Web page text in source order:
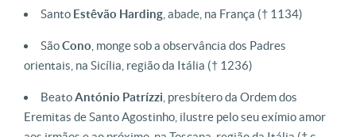
Santo Estêvão Harding , abade, na França († 1134)
SãoCono , monge sob a observância dos Padres
orientais, na Sicília, região da Itália († 1236)
BeatoAntónio Patrízzi , presbítero da Ordem dos
Eremitas de Santo Agostinho, ilustre pelo seu exímio amor